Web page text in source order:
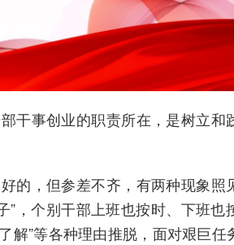
干事创业的职责所在，是树立和
的，但参差不齐，有两种现象照
”，个别干部上班也按时、下班也
解”等各种理由推脱，面对艰巨任